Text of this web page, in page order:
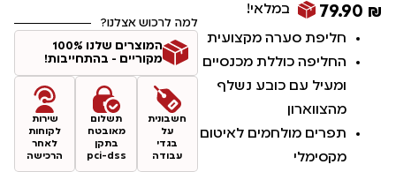
79.90 ₪
במלאי!
חליפת סערה מקצועית
החליפה כוללת מכנסיים
ומעיל עם כובע נשלף
מהצווארון
תפרים מולחמים לאיטום
מקסימלי
למה לרכוש אצלנו?
המוצרים שלנו 100%
מקוריים - בהתחייבות!
חשבונית
על
בגדי
עבודה
תשלום
מאובטח
בתקן
pci-dss
שירות
לקוחות
לאחר
הרכישה